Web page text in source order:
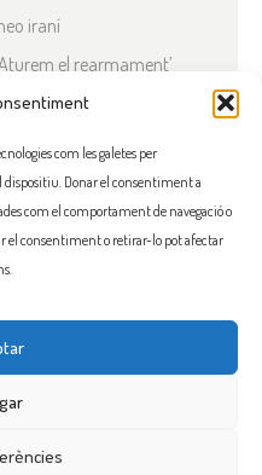
com les galetes per
Donar el consentiment a
com el comportament de navegació o
el consentiment o retirar-lo pot afectar
iraní
el rearmament’